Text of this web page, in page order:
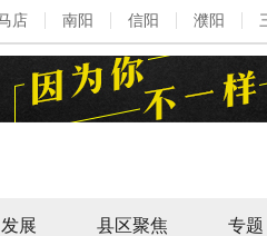
店 南阳 信阳 濮阳
展 县区聚焦 专题